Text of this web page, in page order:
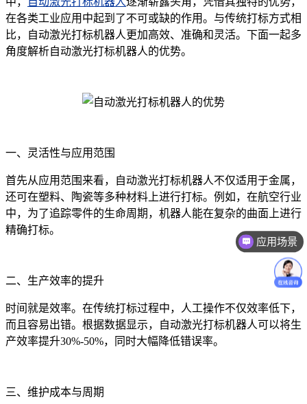
在各类工业应用中起到了不可或缺的作用。与传统打标方式相
比，自动激光打标机器人更加高效、准确和灵活。下面一起多
角度解析自动激光打标机器人的优势。
一、灵活性与应用范围
首先从应用范围来看，自动激光打标机器人不仅适用于金属，
还可在塑料、陶瓷等多种材料上进行打标。例如，在航空行业
中，为了追踪零件的生命周期，机器人能在复杂的曲面上进行
精确打标。
二、生产效率的提升
时间就是效率。在传统打标过程中，人工操作不仅效率低下，
而且容易出错。根据数据显示，自动激光打标机器人可以将生
产效率提升30%-50%，同时大幅降低错误率。
三、维护成本与周期
应用场景
价格咨询